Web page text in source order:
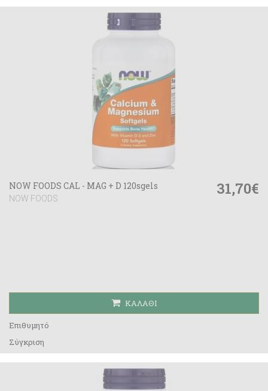
NOW FOODS CAL - MAG + D 120sgels
NOW FOODS
31,70€
ΚΑΛΆΘΙ
Επιθυμητό
Σύγκριση